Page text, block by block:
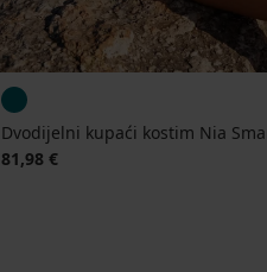
Dvodijelni kupaći kostim Nia
81,98 €